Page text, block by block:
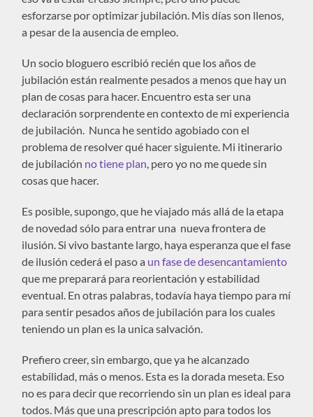
esforzarse por optimizar jubilación. Mis días son llenos,
a pesar de la ausencia de empleo.
Un socio bloguero escribió recién que los años de
jubilación están realmente pesados a menos que hay un
plan de cosas para hacer. Encuentro esta ser una
declaración sorprendente en contexto de mi experiencia
de jubilación. Nunca he sentido agobiado con el
problema de resolver qué hacer siguiente. Mi itinerario
de jubilación no tiene plan , pero yo no me quede sin
cosas que hacer.
Es posible, supongo, que he viajado más allá de la etapa
de novedad sólo para entrar una nueva frontera de
ilusión. Si vivo bastante largo, haya esperanza que el fase
de ilusión cederá el paso a un fase de desencantamiento
que me preparará para reorientación y estabilidad
eventual. En otras palabras, todavía haya tiempo para mí
para sentir pesados años de jubilación para los cuales
teniendo un plan es la unica salvación.
Prefiero creer, sin embargo, que ya he alcanzado
estabilidad, más o menos. Esta es la dorada meseta. Eso
no es para decir que recorriendo sin un plan es ideal para
todos. Más que una prescripción apto para todos los